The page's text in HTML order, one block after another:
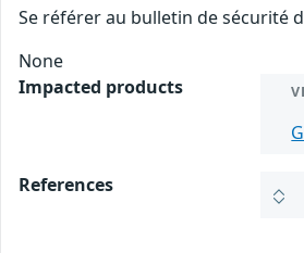
Se référer au bulletin de sécurité
None
Impacted products
References